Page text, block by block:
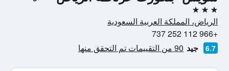
3 نجوم
الرياض، المملكة العربية السعودية
+966 112 252 737
6.7 جيد 90 من التقييمات تم التحقق منها